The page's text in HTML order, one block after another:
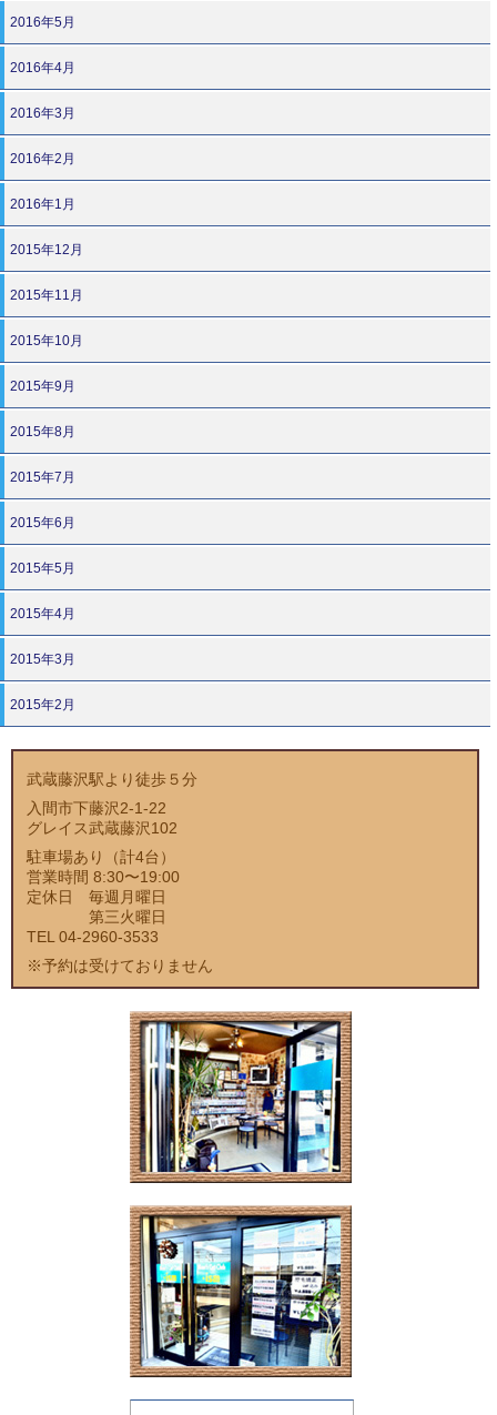
2016年5月
2016年4月
2016年3月
2016年2月
2016年1月
2015年12月
2015年11月
2015年10月
2015年9月
2015年8月
2015年7月
2015年6月
2015年5月
2015年4月
2015年3月
2015年2月
武蔵藤沢駅より徒歩５分
入間市下藤沢2-1-22
グレイス武蔵藤沢102
駐車場あり（計4台）
営業時間 8:30〜19:00
定休日 毎週月曜日
第三火曜日
TEL 04-2960-3533
※予約は受けておりません